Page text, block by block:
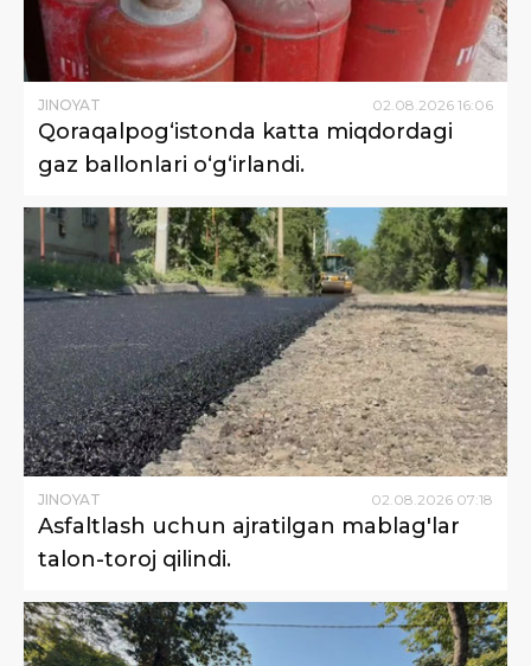
JINOYAT 02 08 2026 16:06
Qoraqalpog‘istonda katta miqdordagi
gaz ballonlari o‘g‘irlandi.
JINOYAT 02 08 2026 07:18
Asfaltlash uchun ajratilgan mablag'lar
talon-toroj qilindi.